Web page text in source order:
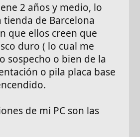
2 años y medio, lo
de Barcelona
que ellos creen que
duro ( lo cual me
sospecho o bien de la
o pila placa base
de mi PC son las